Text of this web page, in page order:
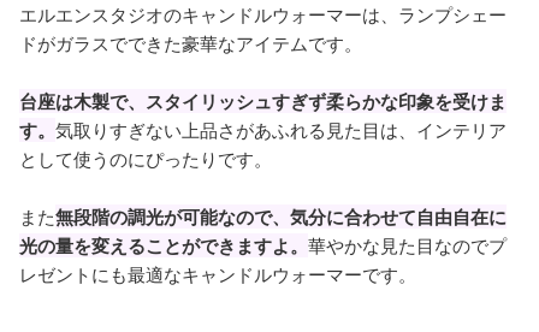
エルエンスタジオのキャンドルウォーマーは、ランプシェー
ドがガラスでできた豪華なアイテムです。
台座は木製で、スタイリッシュすぎず柔らかな印象を受けま
す。 気取りすぎない上品さがあふれる見た目は、インテリア
として使うのにぴったりです。
また無段階の調光が可能なので、気分に合わせて自由自在に
光の量を変えることができますよ。 華やかな見た目なのでプ
レゼントにも最適なキャンドルウォーマーです。